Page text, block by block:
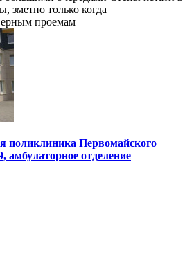
зметно только когда
проемам
поликлиника Первомайского
отделение